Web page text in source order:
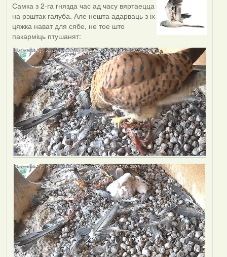
Самка з 2-га гнязда час ад часу вяртаецца
на рэштак галуба. Але нешта адарваць з іх
цяжка нават для сябе, не тое што
пакарміць птушанят: